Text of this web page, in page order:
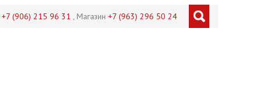
+7 (906) 215 96 31 , Магазин +7 (963) 296 50 24